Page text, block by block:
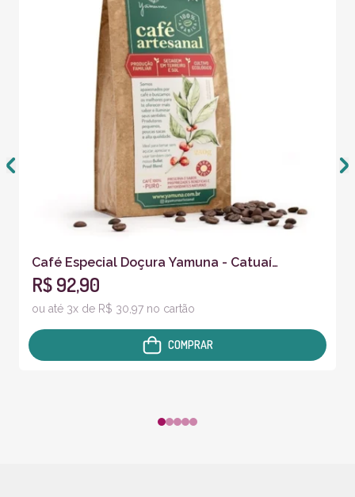
Café Especial Doçura Yamuna - Catuaí
Vermelho - 250g
R$ 92,90
ou até 3x de R$ 30,97 no cartão
COMPRAR